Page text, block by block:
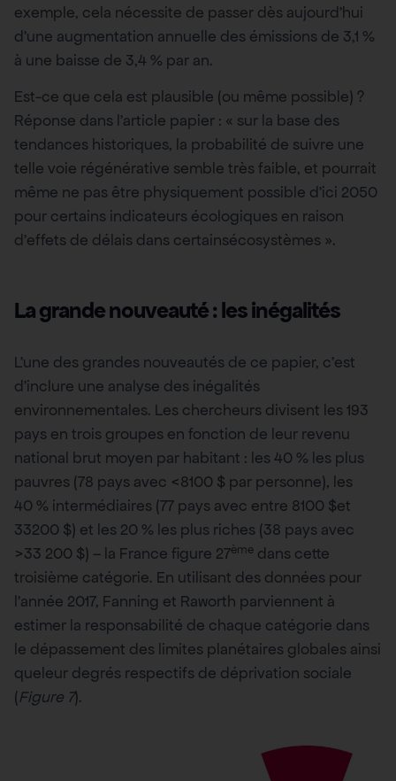
exemple, cela nécessite de passer dès aujourd’hui
d’une augmentation annuelle des émissions de 3,1 %
à une baisse de 3,4 % par an.
Est-ce que cela est plausible (ou même possible) ?
Réponse dans l’article papier : « sur la base des
tendances historiques, la probabilité de suivre une
telle voie régénérative semble très faible, et pourrait
même ne pas être physiquement possible d’ici 2050
pour certains indicateurs écologiques en raison
d’effets de délais dans certainsécosystèmes ».
La grande nouveauté : les inégalités
L’une des grandes nouveautés de ce papier, c’est
d’inclure une analyse des inégalités
environnementales. Les chercheurs divisent les 193
pays en trois groupes en fonction de leur revenu
national brut moyen par habitant : les 40 % les plus
pauvres (78 pays avec <8100 $ par personne), les
40 % intermédiaires (77 pays avec entre 8100 $et
33200 $) et les 20 % les plus riches (38 pays avec
>33 200 $) – la France figure 27ème dans cette
troisième catégorie. En utilisant des données pour
l’année 2017, Fanning et Raworth parviennent à
estimer la responsabilité de chaque catégorie dans
le dépassement des limites planétaires globales ainsi
queleur degrés respectifs de déprivation sociale
(Figure 7).